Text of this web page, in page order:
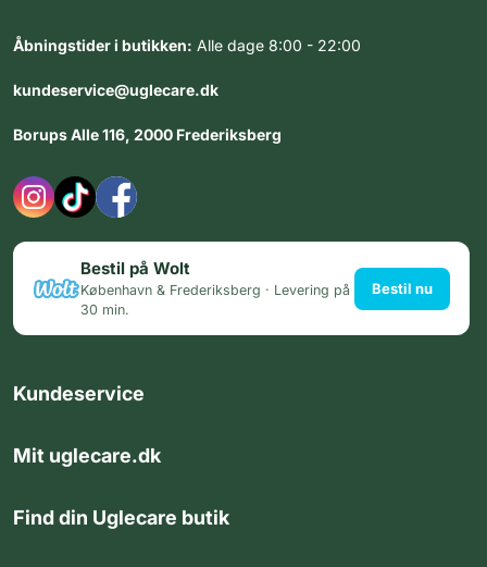
Åbningstider i butikken: Alle dage 8:00 - 22:00
kundeservice@uglecare.dk
Borups Alle 116, 2000 Frederiksberg
Bestil på Wolt
København & Frederiksberg · Levering på
30 min.
Bestil nu
Kundeservice
Mit uglecare.dk
Find din Uglecare butik